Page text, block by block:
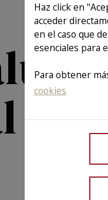
del
Haz click en
acceder
en el caso que
esenciales para
Para obtener
cookies